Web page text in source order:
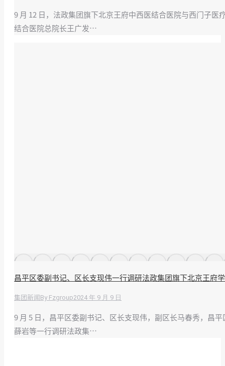
9 月 12 日，法政集团旗下北京王府中西医结合医院与西门子
结合医院总院长王广发…
昌平区委副书记、区长支现伟一行调研法政集团旗下北京王府
集团新闻 By Fzgroup2024 年 9 月 9 日
9 月 5 日，昌平区委副书记、区长支现伟，副区长马春秀，昌
薛岩等一行调研法政集…